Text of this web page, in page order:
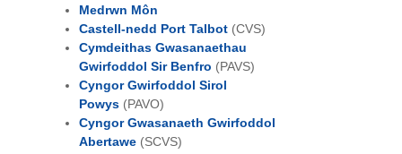
Medrwn Môn
Castell-nedd Port Talbot (CVS)
Cymdeithas Gwasanaethau
Gwirfoddol Sir Benfro (PAVS)
Cyngor Gwirfoddol Sirol
Powys (PAVO)
Cyngor Gwasanaeth Gwirfoddol
Abertawe (SCVS)